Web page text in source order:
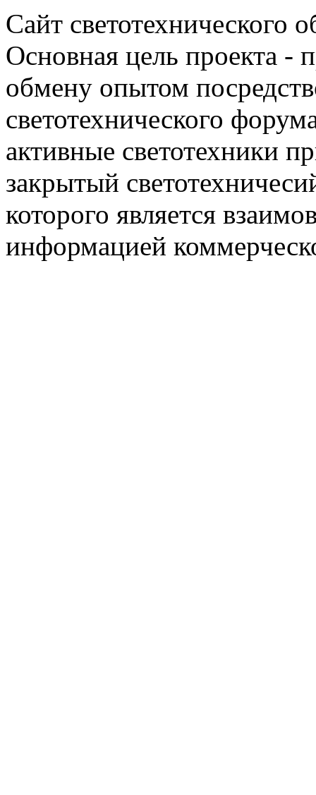
Сайт светотехнического
Основная цель проекта -
обмену опытом
светотехнического
активные светотехники
закрытый
которого является
информацией